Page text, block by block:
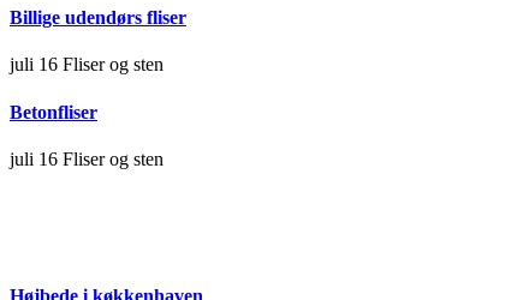
Billige udendørs fliser
juli 16 Fliser og sten
Betonfliser
juli 16 Fliser og sten
Højbede i køkkenhaven